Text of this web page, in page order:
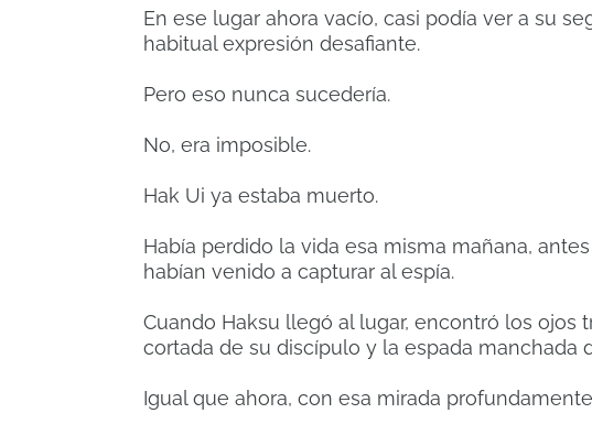
En ese lugar ahora vacío, casi podía ver a su
habitual expresión desafiante.
Pero eso nunca sucedería.
No, era imposible.
Hak Ui ya estaba muerto.
Había perdido la vida esa misma mañana,
habían venido a capturar al espía.
Cuando Haksu llegó al lugar, encontró los ojos
cortada de su discípulo y la espada manchada
Igual que ahora, con esa mirada